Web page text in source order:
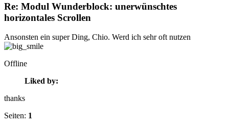
Re: Modul Wunderblock: unerwünschtes
horizontales Scrollen
Ansonsten ein super Ding, Chio. Werd ich sehr oft nutzen
Offline
Liked by:
thanks
Seiten: 1